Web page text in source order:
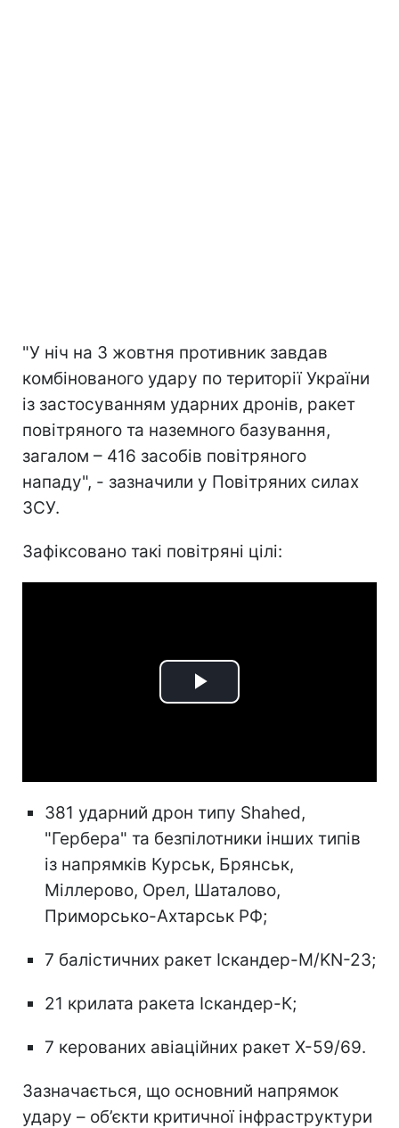
"У ніч на 3 жовтня противник завдав
комбінованого удару по території України
із застосуванням ударних дронів, ракет
повітряного та наземного базування,
загалом – 416 засобів повітряного
нападу", - зазначили у Повітряних силах
ЗСУ.
Зафіксовано такі повітряні цілі:
Play
381 ударний дрон типу Shahed,
"Гербера" та безпілотники інших типів
із напрямків Курськ, Брянськ,
Міллерово, Орел, Шаталово,
Приморсько-Ахтарськ РФ;
7 балістичних ракет Іскандер-М/KN-23;
21 крилата ракета Іскандер-К;
7 керованих авіаційних ракет Х-59/69.
Зазначається, що основний напрямок
удару – об’єкти критичної інфраструктури